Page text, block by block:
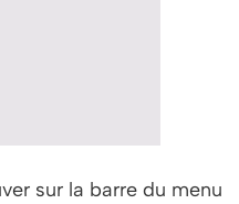
sur la barre du menu